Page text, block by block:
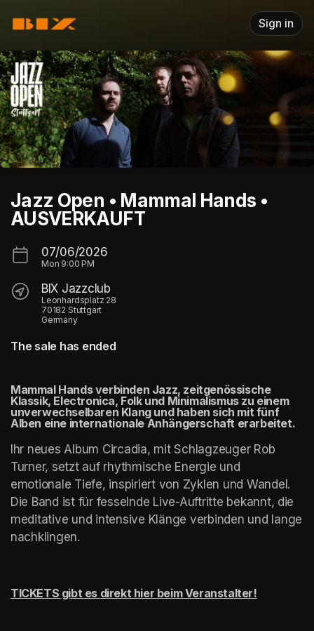
Sign in
Jazz Open • Mammal Hands •
AUSVERKAUFT
07/06/2026
Mon 9:00 PM
BIX Jazzclub
Leonhardsplatz 28
70182 Stuttgart
Germany
The sale has ended
(opens in a new tab)
Mammal Hands verbinden Jazz, zeitgenössische
Klassik, Electronica, Folk und Minimalismus zu einem
unverwechselbaren Klang und haben sich mit fünf
Alben eine internationale Anhängerschaft erarbeitet.
Ihr neues Album Circadia, mit Schlagzeuger Rob
Turner, setzt auf rhythmische Energie und
emotionale Tiefe, inspiriert von Zyklen und Wandel.
Die Band ist für fesselnde Live-Auftritte bekannt, die
meditative und intensive Klänge verbinden und lange
nachklingen.
TICKETS gibt es direkt hier beim Veranstalter!